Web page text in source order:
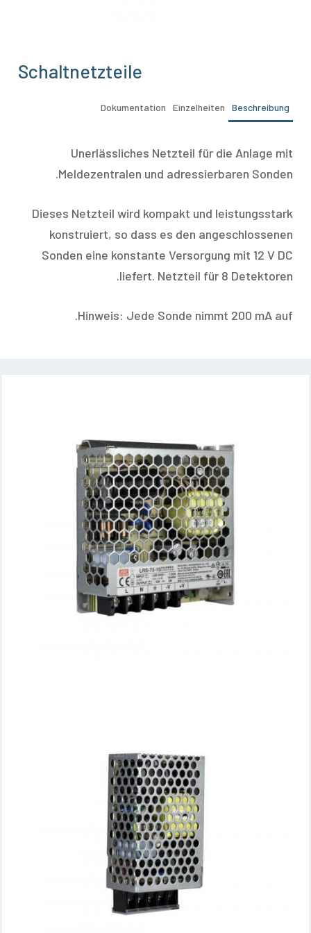
Schaltnetzteile
Beschreibung
Einzelheiten
Dokumentation
Unerlässliches Netzteil für die Anlage mit
Meldezentralen und adressierbaren Sonden.
Dieses Netzteil wird kompakt und leistungsstark
konstruiert, so dass es den angeschlossenen
Sonden eine konstante Versorgung mit 12 V DC
liefert. Netzteil für 8 Detektoren.
Hinweis: Jede Sonde nimmt 200 mA auf.